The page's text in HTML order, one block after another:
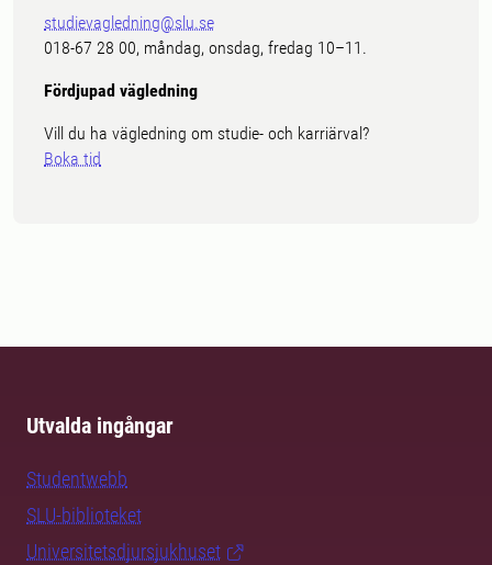
studievagledning@slu.se
018-67 28 00, måndag, onsdag, fredag 10–11.
Fördjupad vägledning
Vill du ha vägledning om studie- och karriärval?
Boka tid
Utvalda ingångar
Studentwebb
SLU-biblioteket
Universitetsdjursjukhuset